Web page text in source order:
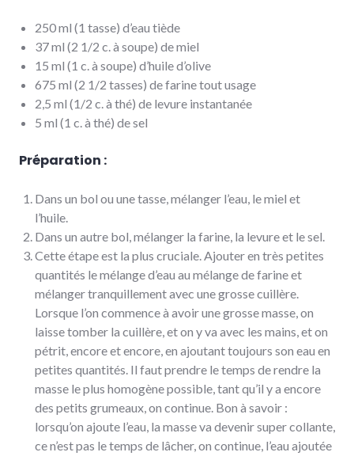
250 ml (1 tasse) d’eau tiède
37 ml (2 1/2 c. à soupe) de miel
15 ml (1 c. à soupe) d’huile d’olive
675 ml (2 1/2 tasses) de farine tout usage
2,5 ml (1/2 c. à thé) de levure instantanée
5 ml (1 c. à thé) de sel
Préparation :
Dans un bol ou une tasse, mélanger l’eau, le miel et
l’huile.
Dans un autre bol, mélanger la farine, la levure et le sel.
Cette étape est la plus cruciale. Ajouter en très petites
quantités le mélange d’eau au mélange de farine et
mélanger tranquillement avec une grosse cuillère.
Lorsque l’on commence à avoir une grosse masse, on
laisse tomber la cuillère, et on y va avec les mains, et on
pétrit, encore et encore, en ajoutant toujours son eau en
petites quantités. Il faut prendre le temps de rendre la
masse le plus homogène possible, tant qu’il y a encore
des petits grumeaux, on continue. Bon à savoir :
lorsqu’on ajoute l’eau, la masse va devenir super collante,
ce n’est pas le temps de lâcher, on continue, l’eau ajoutée